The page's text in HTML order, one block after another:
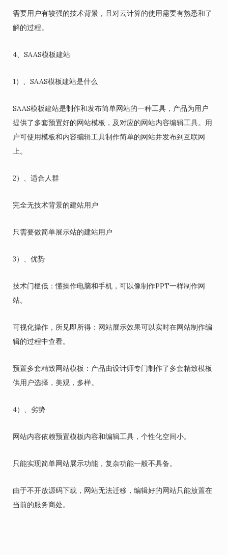
需要用户有较强的技术背景，且对云计算的使用需要有熟悉和了
解的过程。
4、SAAS模板建站
1）、SAAS模板建站是什么
SAAS模板建站是制作和发布简单网站的一种工具，产品为用户
提供了多套预置好的网站模板，及对应的网站内容编辑工具。用
户可使用模板和内容编辑工具制作简单的网站并发布到互联网
上。
2）、适合人群
完全无技术背景的建站用户
只需要做简单展示站的建站用户
3）、优势
技术门槛低：懂操作电脑和手机，可以像制作PPT一样制作网
站。
可视化操作，所见即所得：网站展示效果可以实时在网站制作编
辑的过程中查看。
预置多套精致网站模板：产品由设计师专门制作了多套精致模板
供用户选择，美观，多样。
4）、劣势
网站内容依赖预置模板内容和编辑工具，个性化空间小。
只能实现简单网站展示功能，复杂功能一般不具备。
由于不开放源码下载，网站无法迁移，编辑好的网站只能放置在
当前的服务商处。